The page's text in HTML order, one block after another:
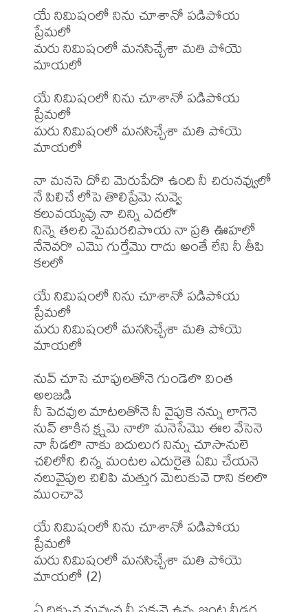
యే నిమిషంలో నిను చూశానో పడిపోయ
ప్రేమలో
మరు నిమిషంలో మనసిచ్చేశా మతి పోయె
మాయలో
యే నిమిషంలో నిను చూశానో పడిపోయ
ప్రేమలో
మరు నిమిషంలో మనసిచ్చేశా మతి పోయె
మాయలో
నా మనసె దోచి మెరుపేదొ ఉంది నీ చిరునవ్వులో
నే పిలిచే లోపె తొలిప్రేమె నువ్వై
కలువయ్యవు నా చిన్ని ఎదలొ
నిన్నె తలచి మైమరచిపొయ నా ప్రతి ఊహలో
నేనెవరొ ఎమొ గుర్తేమొ రాదు అంతే లేని నీ తీపి
కలలో
యే నిమిషంలో నిను చూశానో పడిపోయ
ప్రేమలో
మరు నిమిషంలో మనసిచ్చేశా మతి పోయె
మాయలో
నువ్ చూసె చూపులతోనె గుండెలొ వింత
అలజడి
నీ పెదవుల మాటలతోనె నీ వైపుకె నన్ను లాగెనె
నువ్ తాకిన క్ష్నమె నాలొ మనెసేమొ ఈల వేసెనె
నా నీడలొ నాకు బదులుగ నిన్ను చూసానులె
చలిలోని చిన్న మంటల ఎదురైతె ఏమి చేయనె
నలువైపుల చిలిపి మత్తుగ మెలుకువె రాని కలలొ
ముంచావె
యే నిమిషంలో నిను చూశానో పడిపోయ
ప్రేమలో
మరు నిమిషంలో మనసిచ్చేశా మతి పోయె
మాయలో (2)